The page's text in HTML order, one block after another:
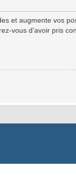
et augmente vos
vous d’avoir pris